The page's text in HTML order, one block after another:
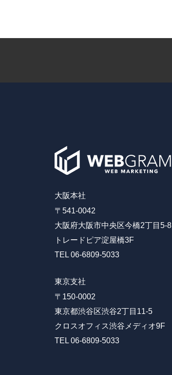
大阪本社
〒541-0042
大阪府大阪市中央区今橋2丁目5-8
トレードピア淀屋橋3F
TEL 06-6809-5033
東京支社
〒150-0002
東京都渋谷区渋谷2丁目11-5
クロスオフィス渋谷メディオ9F
TEL 06-6809-5033